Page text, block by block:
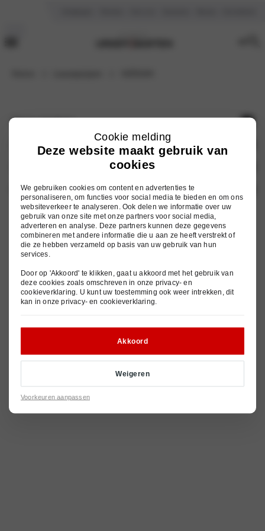
Cookie melding
Deze website maakt gebruik van
cookies
We gebruiken cookies om content en advertenties te
personaliseren, om functies voor social media te bieden en om ons
websiteverkeer te analyseren. Ook delen we informatie over uw
gebruik van onze site met onze partners voor social media,
adverteren en analyse. Deze partners kunnen deze gegevens
combineren met andere informatie die u aan ze heeft verstrekt of
die ze hebben verzameld op basis van uw gebruik van hun
services.
Door op 'Akkoord' te klikken, gaat u akkoord met het gebruik van
deze cookies zoals omschreven in onze privacy- en
cookieverklaring . U kunt uw toestemming ook weer intrekken, dit
kan in onzeprivacy- en cookieverklaring
Akkoord
Weigeren
Voorkeuren aanpassen
Onze merken
Nissan
Omoda
Jaecoo
Auto zoeken
Occasions
Elektrische auto's
Hybride auto's
Alle modellen
Onderhoud
Werkplaatsafspraak
Inruilwaarde berekenen
Autoschade
Pechhulp
Ursem Barten
Vestigingen
Over ons
Vacatures
Nieuws
Contact
© 2026
Privacy- en cookieverklaring
Algemene voorwaarden